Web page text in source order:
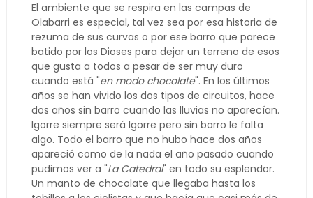
El ambiente que se respira en las campas de
Olabarri es especial, tal vez sea por esa historia de
rezuma de sus curvas o por ese barro que parece
batido por los Dioses para dejar un terreno de esos
que gusta a todos a pesar de ser muy duro
cuando está "en modo chocolate". En los últimos
años se han vivido los dos tipos de circuitos, hace
dos años sin barro cuando las lluvias no aparecían.
Igorre siempre será Igorre pero sin barro le falta
algo. Todo el barro que no hubo hace dos años
apareció como de la nada el año pasado cuando
pudimos ver a "La Catedral" en todo su esplendor.
Un manto de chocolate que llegaba hasta los